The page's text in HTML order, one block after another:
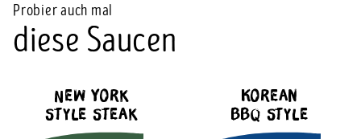
Probier auch mal
diese Saucen
New York
Style Steak
Korean
BBQ Style